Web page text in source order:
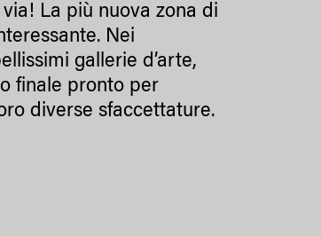
La più nuova zona di
Nei
gallerie d’arte,
finale pronto per
diverse sfaccettature.